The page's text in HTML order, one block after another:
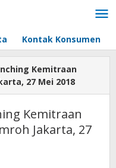
Kontak Konsumen
Kemitraan
27 Mei 2018
Kemitraan
Jakarta, 27